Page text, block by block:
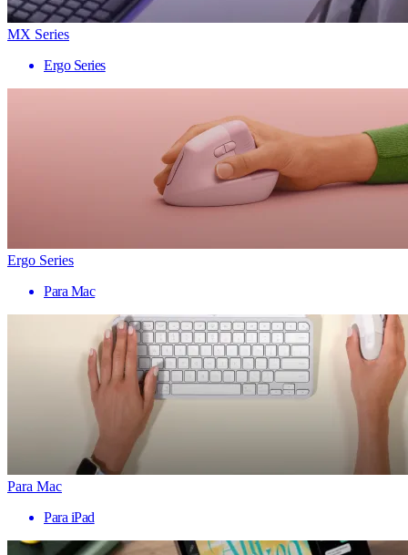
MX Series
Ergo Series
Ergo Series
Para Mac
Para Mac
Para iPad